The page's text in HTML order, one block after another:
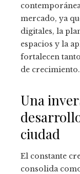
mercado, ya
digitales, la
espacios y la
fortalecen
de crecimiento.
Una
ciudad
El constante
consolida